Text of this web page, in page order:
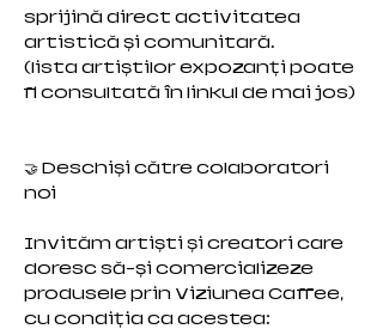
sprijină direct activitatea
artistică și comunitară.
(lista artiștilor expozanți poate
fi consultată în linkul de mai jos)
🤝 Deschiși către colaboratori
noi
Invităm artiști și creatori care
doresc să-și comercializeze
produsele prin Viziunea Caffee,
cu condiția ca acestea: